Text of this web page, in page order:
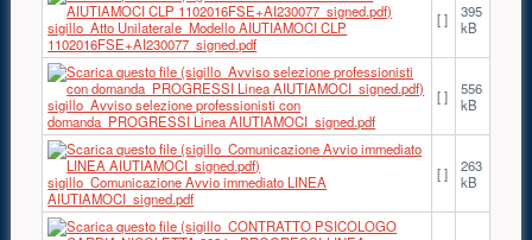
sigillo_Atto Unilaterale_Modello AIUTIAMOCI CLP
1102016FSE+AI230077_signed.pdf
[ ]
395
kB
sigillo_Avviso selezione professionisti con
domanda_PROGRESSI Linea AIUTIAMOCI_signed.pdf
[ ]
556
kB
sigillo_Comunicazione Avvio immediato LINEA
AIUTIAMOCI_signed.pdf
[ ]
263
kB